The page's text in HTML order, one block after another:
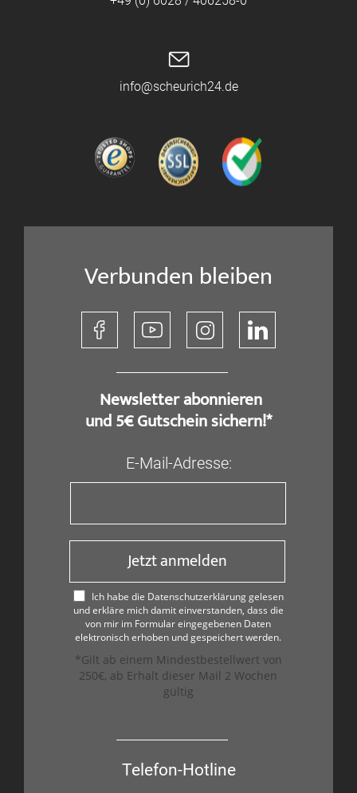
info@scheurich24.de
Verbunden bleiben
​ Newsletter abonnieren
und 5€ Gutschein sichern!*
E-Mail-Adresse:
Jetzt anmelden
Ich habe die Datenschutzerklärung gelesen
und erkläre mich damit einverstanden, dass die
von mir im Formular eingegebenen Daten
elektronisch erhoben und gespeichert werden.
*Gilt ab einem Mindestbestellwert von
250€, ab Erhalt dieser Mail 2 Wochen
gültig
Telefon-Hotline